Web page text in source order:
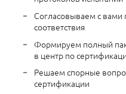
Согласовываем с вами
соответствия
Формируем полный
в центр по
Решаем спорные
сертификации